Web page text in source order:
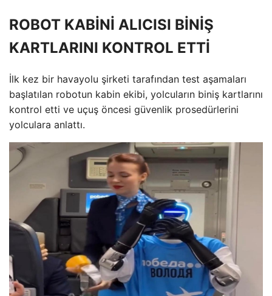
ROBOT KABİNİ ALICISI BİNİŞ
KARTLARINI KONTROL ETTİ
İlk kez bir havayolu şirketi tarafından test aşamaları
başlatılan robotun kabin ekibi, yolcuların biniş kartlarını
kontrol etti ve uçuş öncesi güvenlik prosedürlerini
yolculara anlattı.